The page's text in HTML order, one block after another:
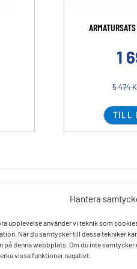
Hantera
upplevelse använder vi teknik som
När du samtycker till dessa tekniker
på denna webbplats. Om du inte
vissa funktioner negativt.
1
5 474
TILL
konto
Vanliga
Kontakta
Hitta till oss